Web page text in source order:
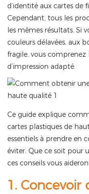
d’identité aux cartes de
Cependant, tous les
les mêmes résultats. Si
couleurs délavées, aux
fragile, vous comprenez
d’impression adapté.
Ce guide explique
cartes plastiques de
essentiels à prendre en
éviter. Que ce soit pour
ces conseils vous
1. Concevoir